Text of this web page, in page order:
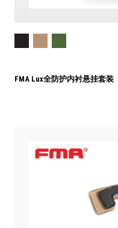
FMA Lux全防护内衬悬挂套装